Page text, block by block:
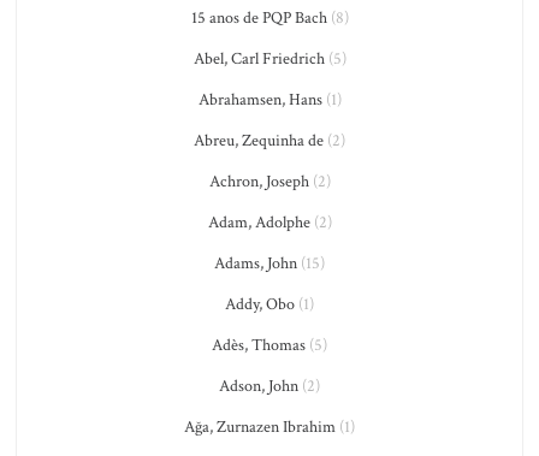
15 anos de PQP Bach(8)
Abel, Carl Friedrich(5)
Abrahamsen, Hans(1)
Abreu, Zequinha de (2)
Achron, Joseph(2)
Adam, Adolphe(2)
Adams, John (15)
Addy, Obo (1)
Adès, Thomas (5)
Adson, John (2)
Ağa, Zurnazen Ibrahim (1)